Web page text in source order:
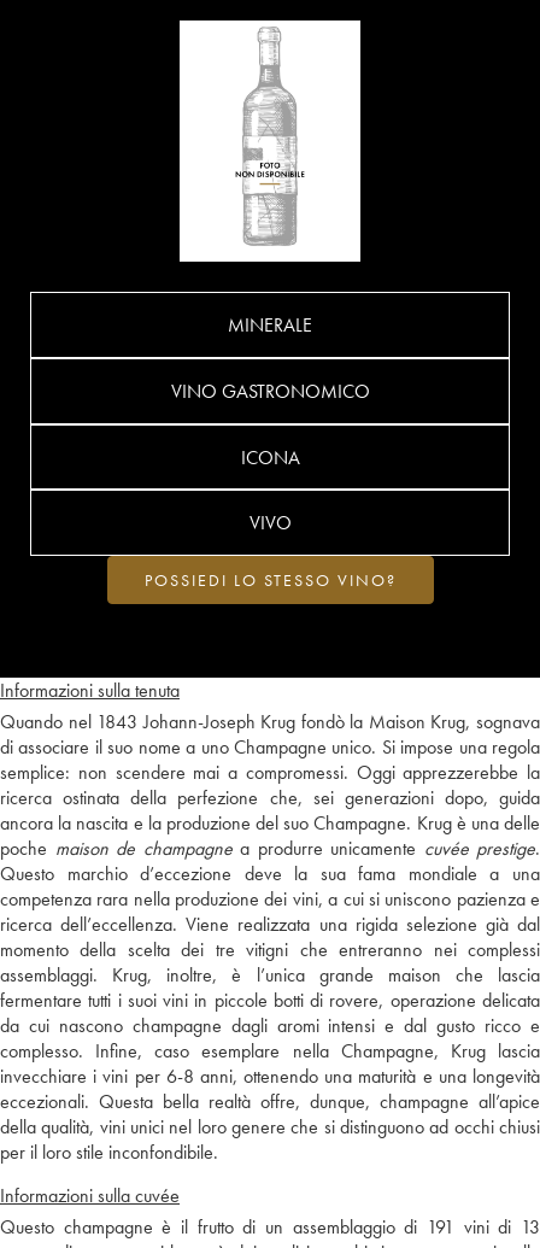
Informazioni sulla tenuta
Quando nel 1843 Johann-Joseph Krug fondò la Maison Krug, sognava
di associare il suo nome a uno Champagne unico. Si impose una regola
semplice: non scendere mai a compromessi. Oggi apprezzerebbe la
ricerca ostinata della perfezione che, sei generazioni dopo, guida
ancora la nascita e la produzione del suo Champagne. Krug è una delle
poche maison de champagnea produrre unicamente cuvée prestige.
Questo marchio d’eccezione deve la sua fama mondiale a una
competenza rara nella produzione dei vini, a cui si uniscono pazienza e
ricerca dell’eccellenza. Viene realizzata una rigida selezione già dal
momento della scelta dei tre vitigni che entreranno nei complessi
assemblaggi. Krug, inoltre, è l’unica grande maison che lascia
fermentare tutti i suoi vini in piccole botti di rovere, operazione delicata
da cui nascono champagne dagli aromi intensi e dal gusto ricco e
complesso. Infine, caso esemplare nella Champagne, Krug lascia
invecchiare i vini per 6-8 anni, ottenendo una maturità e una longevità
eccezionali. Questa bella realtà offre, dunque, champagne all’apice
della qualità, vini unici nel loro genere che si distinguono ad occhi chiusi
per il loro stile inconfondibile.
Informazioni sulla cuvée
Questo champagne è il frutto di un assemblaggio di 191 vini di 13
MINERALE
VINO GASTRONOMICO
ICONA
VIVO
POSSIEDI LO STESSO VINO?